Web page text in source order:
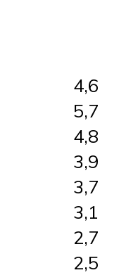
4,6
5,7
4,8
3,9
3,7
3,1
2,7
2,5